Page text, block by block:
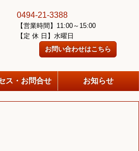
0494-21-3388
【営業時間】11:00～15:00
【定 休 日】水曜日
お問い合わせはこちら
ス・お問合せ お知らせ